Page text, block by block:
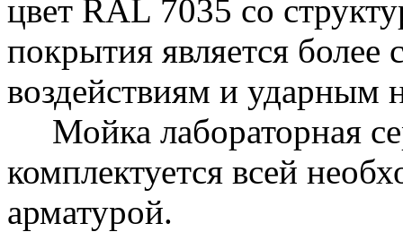
цвет RAL 7035 со
покрытия является
воздействиям и ударным
Мойка лабораторная
комплектуется всей
арматурой.